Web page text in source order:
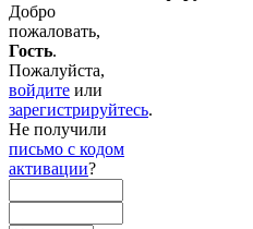
Добро
пожаловать,
Гость.
Пожалуйста,
войдите или
зарегистрируйтесь.
Не получили
письмо с кодом
активации?